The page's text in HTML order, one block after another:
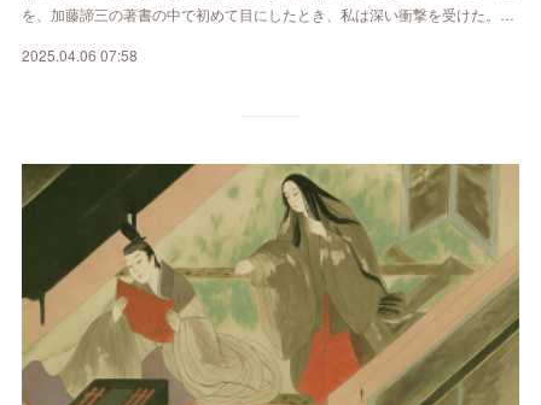
を、加藤諦三の著書の中で初めて目にしたとき、私は深い衝撃を受けた。…
2025.04.06 07:58